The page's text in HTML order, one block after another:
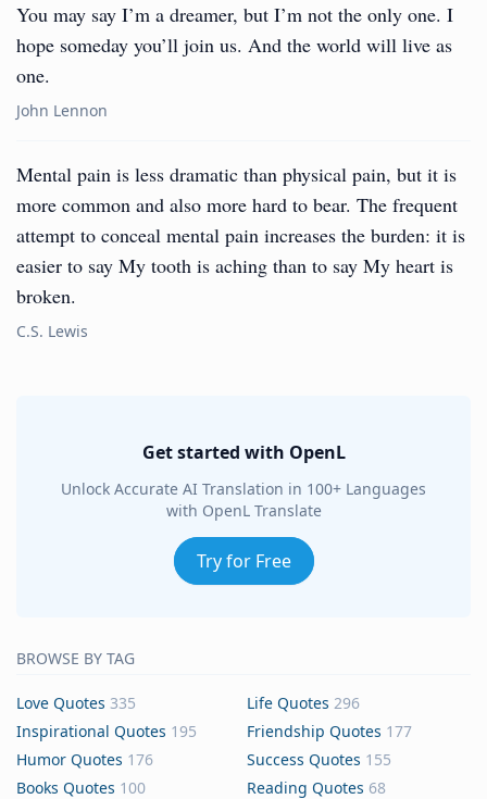
You may say I’m a dreamer, but I’m not the only one. I
hope someday you’ll join us. And the world will live as
one.
John Lennon
Mental pain is less dramatic than physical pain, but it is
more common and also more hard to bear. The frequent
attempt to conceal mental pain increases the burden: it is
easier to say My tooth is aching than to say My heart is
broken.
C.S. Lewis
Get started with OpenL
Unlock Accurate AI Translation in 100+ Languages
with OpenL Translate
Try for Free
BROWSE BY TAG
Love Quotes 335 Life Quotes 296
Inspirational Quotes 195 Friendship Quotes 177
Humor Quotes 176 Success Quotes 155
Books Quotes 100 Reading Quotes 68